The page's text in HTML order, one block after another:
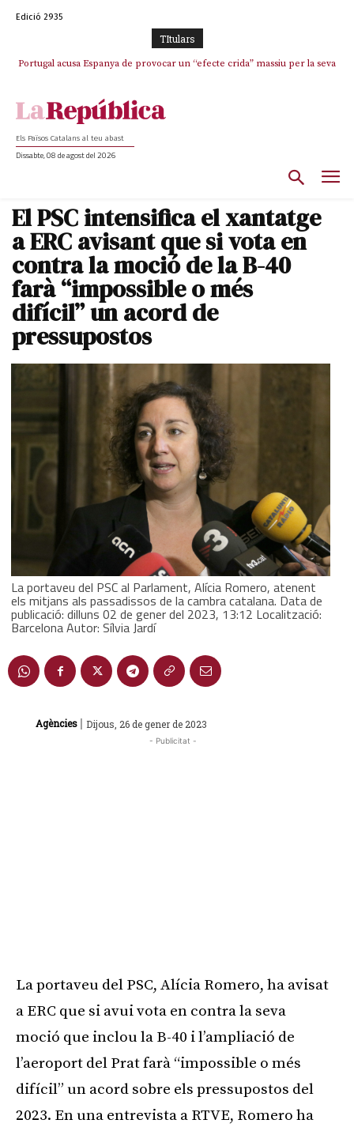
Edició 2935
TItulars
Portugal acusa Espanya de provocar un “efecte crida” massiu per la seva
Els Països Catalans al teu abast
Dissabte, 08 de agost del 2026
El PSC intensifica el xantatge
a ERC avisant que si vota en
contra la moció de la B-40
farà “impossible o més
difícil” un acord de
pressupostos
La portaveu del PSC al Parlament, Alícia Romero, atenent
els mitjans als passadissos de la cambra catalana. Data de
publicació: dilluns 02 de gener del 2023, 13:12 Localització:
Barcelona Autor: Sílvia Jardí
Agències | Dijous, 26 de gener de 2023
- Publicitat -
La portaveu del PSC, Alícia Romero, ha avisat
a ERC que si avui vota en contra la seva
moció que inclou la B-40 i l’ampliació de
l’aeroport del Prat farà “impossible o més
difícil” un acord sobre els pressupostos del
2023. En una entrevista a RTVE, Romero ha